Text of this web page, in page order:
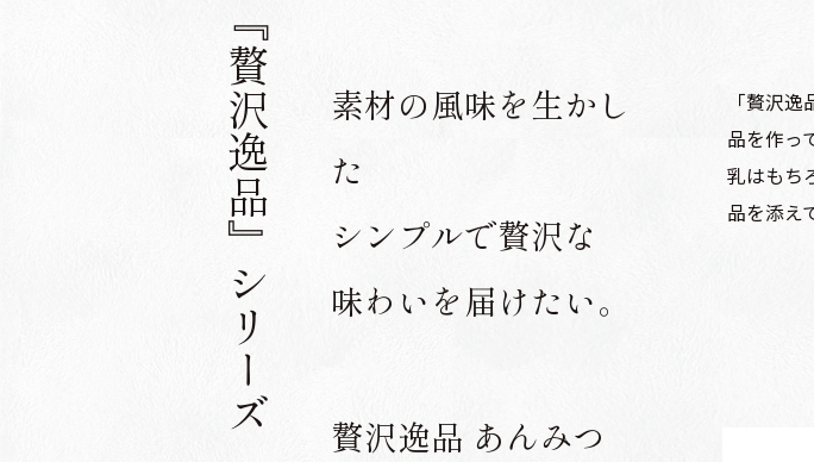
『贅沢逸品』シリーズ
素材の風味を生かし
た
シンプルで贅沢な
味わいを届けたい。
「贅沢
品を作っ
乳はもち
品を添え
贅沢逸品 あんみつ